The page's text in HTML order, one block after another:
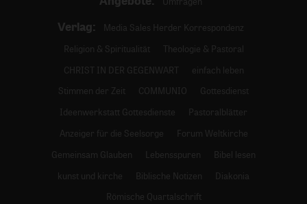
Verlag:
Media Sales Herder Korrespondenz
Religion & Spiritualität
Theologie & Pastoral
CHRIST IN DER GEGENWART
einfach leben
Stimmen der Zeit
COMMUNIO
Gottesdienst
Ideenwerkstatt Gottesdienste
Pastoralblätter
Anzeiger für die Seelsorge
Forum Weltkirche
Gemeinsam Glauben
Lebensspuren
Bibel lesen
kunst und kirche
Biblische Notizen
Diakonia
Römische Quartalschrift